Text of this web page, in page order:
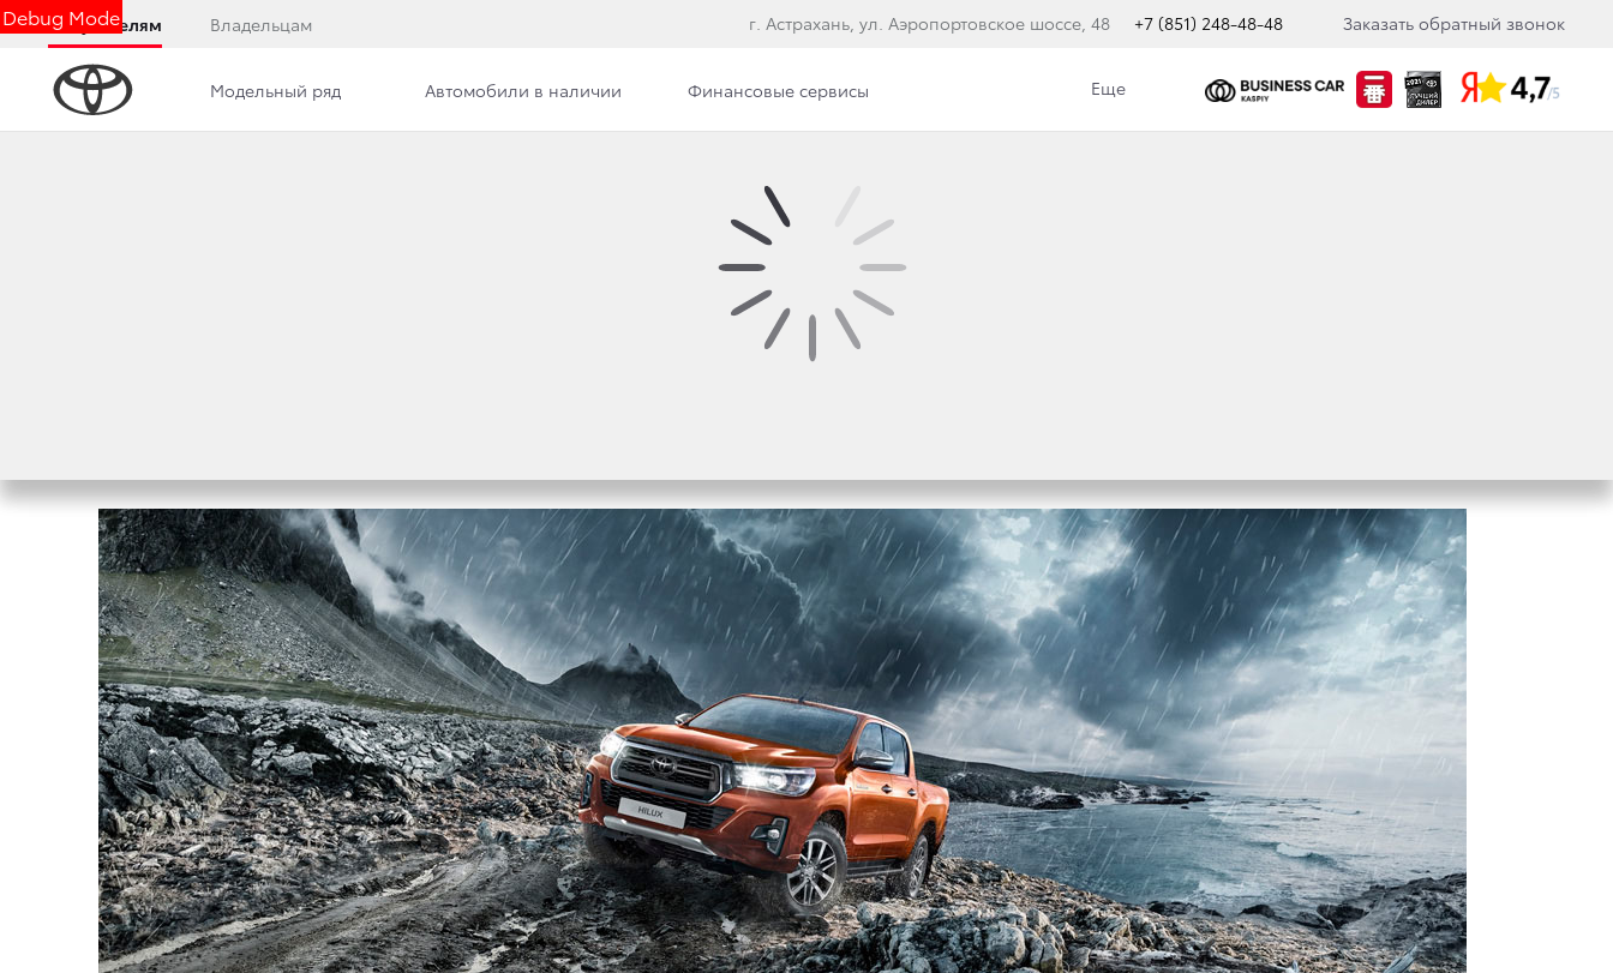
Debug Mode
Покупателям Владельцам г. Астрахань, ул. Аэропортовское шоссе, 48 +7 (851) 248-48-48 Заказать обратный звонок
Модельный ряд Автомобили в наличии Финансовые сервисы Еще
TOYOTA HILUX ПОЛУЧИЛ НОВУЮ СПЕЦИАЛЬНУЮ СЕРИЮ